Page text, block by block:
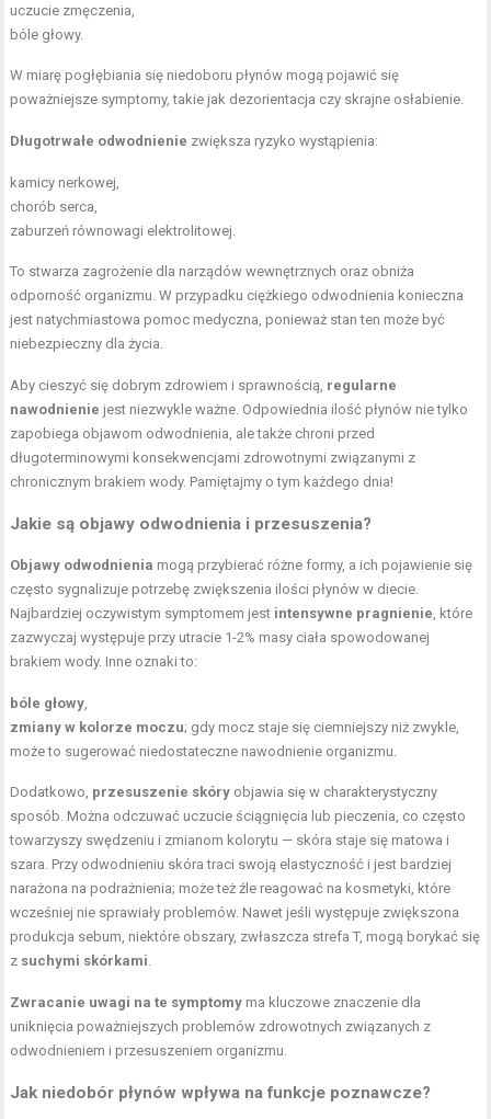
uczucie zmęczenia,
bóle głowy.
W miarę pogłębiania się niedoboru płynów mogą pojawić się
poważniejsze symptomy, takie jak dezorientacja czy skrajne osłabienie.
Długotrwałe odwodnienie zwiększa ryzyko wystąpienia:
kamicy nerkowej,
chorób serca,
zaburzeń równowagi elektrolitowej.
To stwarza zagrożenie dla narządów wewnętrznych oraz obniża
odporność organizmu. W przypadku ciężkiego odwodnienia konieczna
jest natychmiastowa pomoc medyczna, ponieważ stan ten może być
niebezpieczny dla życia.
Aby cieszyć się dobrym zdrowiem i sprawnością, regularne
nawodnienie jest niezwykle ważne. Odpowiednia ilość płynów nie tylko
zapobiega objawom odwodnienia, ale także chroni przed
długoterminowymi konsekwencjami zdrowotnymi związanymi z
chronicznym brakiem wody. Pamiętajmy o tym każdego dnia!
Jakie są objawy odwodnienia i przesuszenia?
Objawy odwodnienia mogą przybierać różne formy, a ich pojawienie się
często sygnalizuje potrzebę zwiększenia ilości płynów w diecie.
Najbardziej oczywistym symptomem jest intensywne pragnienie , które
zazwyczaj występuje przy utracie 1-2% masy ciała spowodowanej
brakiem wody. Inne oznaki to:
bóle głowy
zmiany w kolorze moczu; gdy mocz staje się ciemniejszy niż zwykle,
może to sugerować niedostateczne nawodnienie organizmu.
Dodatkowo, przesuszenie skóry objawia się w charakterystyczny
sposób. Można odczuwać uczucie ściągnięcia lub pieczenia, co często
towarzyszy swędzeniu i zmianom kolorytu — skóra staje się matowa i
szara. Przy odwodnieniu skóra traci swoją elastyczność i jest bardziej
narażona na podrażnienia; może też źle reagować na kosmetyki, które
wcześniej nie sprawiały problemów. Nawet jeśli występuje zwiększona
produkcja sebum, niektóre obszary, zwłaszcza strefa T, mogą borykać się
z suchymi skórkami
Zwracanie uwagi na te symptomy ma kluczowe znaczenie dla
uniknięcia poważniejszych problemów zdrowotnych związanych z
odwodnieniem i przesuszeniem organizmu.
Jak niedobór płynów wpływa na funkcje poznawcze?